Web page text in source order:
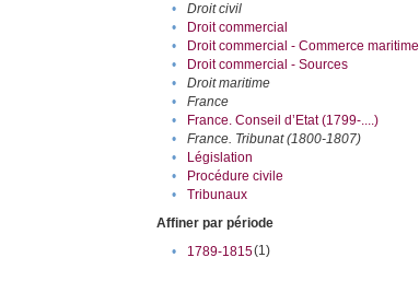
•
Droit civil
•
Droit commercial
•
Droit commercial - Commerce maritime
•
Droit commercial - Sources
•
Droit maritime
•
France
•
France. Conseil d’Etat (1799-....)
•
France. Tribunat (1800-1807)
•
Législation
•
Procédure civile
•
Tribunaux
Affiner par période
•
1789-1815(1)